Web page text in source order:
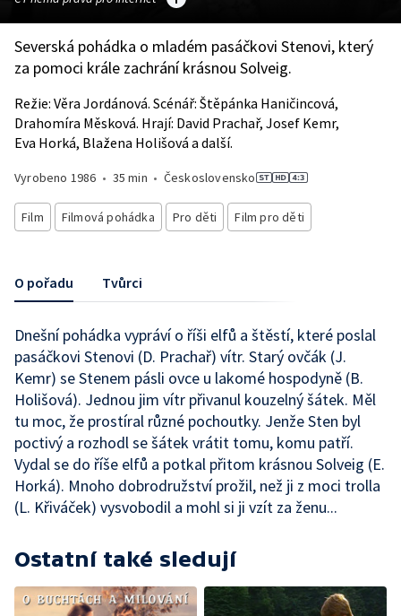
Severská pohádka o mladém pasáčkovi Stenovi, který
za pomoci krále zachrání krásnou Solveig.
Režie: Věra Jordánová. Scénář: Štěpánka Haničincová,
Drahomíra Měsková. Hrají: David Prachař, Josef Kemr,
Eva Horká, Blažena Holišová a další.
Vyrobeno 1986 • 35 min • Československo
Film Filmová pohádka Pro děti Film pro děti
O pořadu Tvůrci
Dnešní pohádka vypráví o říši elfů a štěstí, které poslal
pasáčkovi Stenovi (D. Prachař) vítr. Starý ovčák (J.
Kemr) se Stenem pásli ovce u lakomé hospodyně (B.
Holišová). Jednou jim vítr přivanul kouzelný šátek. Měl
tu moc, že prostíral různé pochoutky. Jenže Sten byl
poctivý a rozhodl se šátek vrátit tomu, komu patří.
Vydal se do říše elfů a potkal přitom krásnou Solveig (E.
Horká). Mnoho dobrodružství prožil, než ji z moci trolla
(L. Křiváček) vysvobodil a mohl si ji vzít za ženu...
Ostatní také sledují